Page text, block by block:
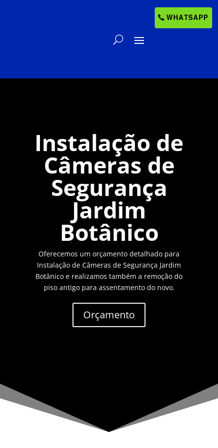
WHATSAPP
Instalação de
Câmeras de
Segurança
Jardim
Botânico
Oferecemos um orçamento detalhado para
Instalação de Câmeras de Segurança Jardim
Botânico e realizamos também a remoção do
piso antigo para assentamento do novo.
Orçamento